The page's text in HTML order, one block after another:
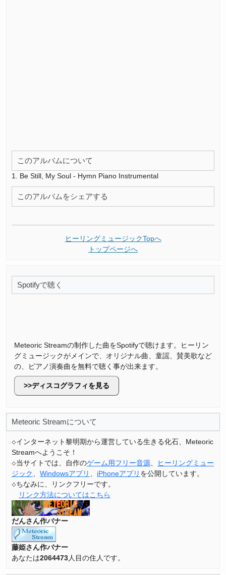
このアルバムについて
1. Be Still, My Soul - Hymn Piano Instrumental
このアルバムをシェアする
ヒーリングミュージックTopへ
トップページへ
Spotifyで聴く
Meteoric Streamの制作した曲をSpotifyで聴けます。ヒーリン
グミュージックがメインで、オリジナル曲、童謡、賛美歌など
の、ピアノ演奏曲を無料で聴く事が出来ます。
ディスコグラフィを見る
Meteoric Streamについて
インターネット黎明期から運営している生きる化石、Meteoric
Streamへようこそ！
当サイトでは、自作のゲーム用フリー音源、
ヒーリングミュー
ジック、 Windowsアプリ 、 iPhoneアプリ を公開しています。
ちなみに、リンクフリーです。
リンク方法についてはこちら
だんさん作バナー
藤姫さん作バナー
あなたは2064473人目の住人です。